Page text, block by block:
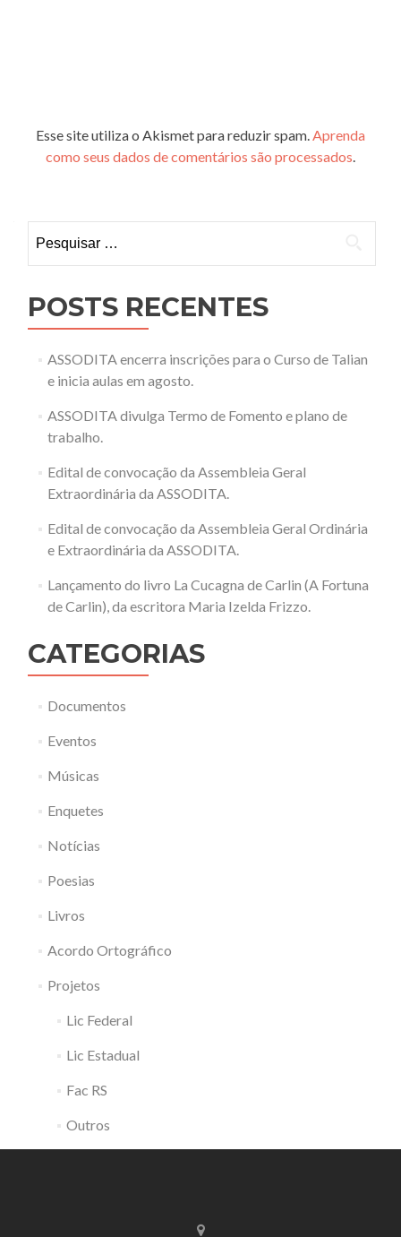
Esse site utiliza o Akismet para reduzir spam.Aprenda
como seus dados de comentários são processados.
por:
POSTS RECENTES
ASSODITA encerra inscrições para o Curso de Talian
e inicia aulas em agosto.
ASSODITA divulga Termo de Fomento e plano de
trabalho.
Edital de convocação da Assembleia Geral
Extraordinária da ASSODITA.
Edital de convocação da Assembleia Geral Ordinária
e Extraordinária da ASSODITA.
Lançamento do livro La Cucagna de Carlin (A Fortuna
de Carlin), da escritora Maria Izelda Frizzo.
CATEGORIAS
Documentos
Eventos
Músicas
Enquetes
Notícias
Poesias
Livros
Acordo Ortográfico
Projetos
Lic Federal
Lic Estadual
Fac RS
Outros